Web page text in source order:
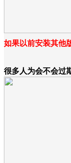
如果以前安装其他
很多人为会不会过